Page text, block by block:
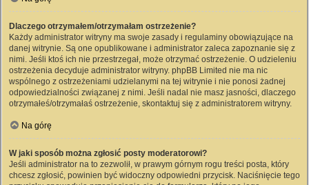
Dlaczego otrzymałem/otrzymałam ostrzeżenie?
Każdy administrator witryny ma swoje zasady i regulaminy obowiązujące na
danej witrynie. Są one opublikowane i administrator zaleca zapoznanie się z
nimi. Jeśli ktoś ich nie przestrzegał, może otrzymać ostrzeżenie. O udzieleniu
ostrzeżenia decyduje administrator witryny. phpBB Limited nie ma nic
wspólnego z ostrzeżeniami udzielanymi na tej witrynie i nie ponosi żadnej
odpowiedzialności związanej z nimi. Jeśli nadal nie masz jasności, dlaczego
otrzymałeś/otrzymałaś ostrzeżenie, skontaktuj się z administratorem witryny.
Na górę
W jaki sposób można zgłosić posty moderatorowi?
Jeśli administrator na to zezwolił, w prawym górnym rogu treści posta, który
chcesz zgłosić, powinien być widoczny odpowiedni przycisk. Naciśnięcie tego